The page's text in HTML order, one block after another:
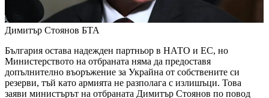
Димитър Стоянов БТА
България остава надежден партньор в НАТО и ЕС, но
Министерството на отбраната няма да предоставя
допълнително въоръжение за Украйна от собствените си
резерви, тъй като армията не разполага с излишъци. Това
заяви министърът на отбраната Димитър Стоянов по повод